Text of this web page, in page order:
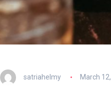
satriahelmy March